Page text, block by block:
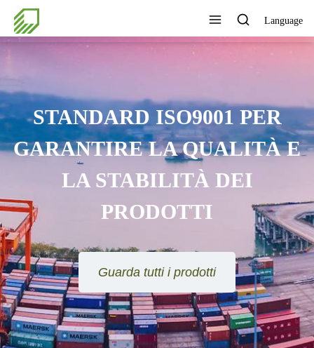
Language
MIGLIORAMENTO
CONTINUO, SUGLI
AZIENDALI PIÙ
E SUL VALORE
PER I NOSTRI
CLIENTI
Guarda tutti i prodotti